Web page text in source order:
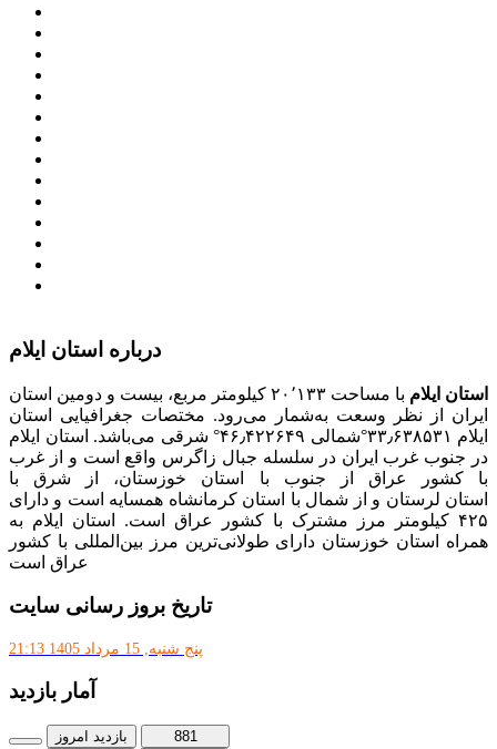
درباره استان ایلام
استان ایلام
با مساحت ۲۰٬۱۳۳ کیلومتر مربع، بیست و دومین استان
ایران از نظر وسعت به‌شمار می‌رود. مختصات جغرافیایی استان
ایلام ۳۳٫۶۳۸۵۳۱°شمالی ۴۶٫۴۲۲۶۴۹° شرقی می‌باشد. استان ایلام
در جنوب غرب ایران در سلسله جبال زاگرس واقع است و از غرب
با کشور عراق از جنوب با استان خوزستان، از شرق با
استان لرستان و از شمال با استان کرمانشاه همسایه است و دارای
۴۲۵ کیلومتر مرز مشترک با کشور عراق است. استان ایلام به
همراه استان خوزستان دارای طولانی‌ترین مرز بین‌المللی با کشور
عراق است
تاریخ بروز رسانی سایت
پنج شنبه, 15 مرداد 1405 21:13
آمار بازدید
بازدید امروز
881